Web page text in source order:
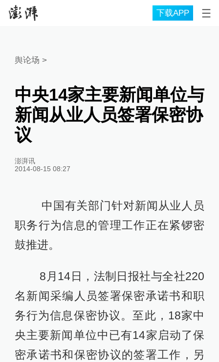
下载APP
舆论场 >
中央14家主要新闻单位与
新闻从业人员签署保密协
议
澎湃讯
2014-08-15 08:27
中国有关部门针对新闻从业人员
职务行为信息的管理工作正在紧锣密
鼓推进。
8月14日，法制日报社与全社220
名新闻采编人员签署保密承诺书和职
务行为信息保密协议。至此，18家中
央主要新闻单位中已有14家启动了保
密承诺书和保密协议的签署工作，另